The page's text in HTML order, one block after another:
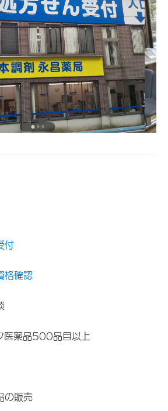
付
格確認
医薬品500品目以上
の販売